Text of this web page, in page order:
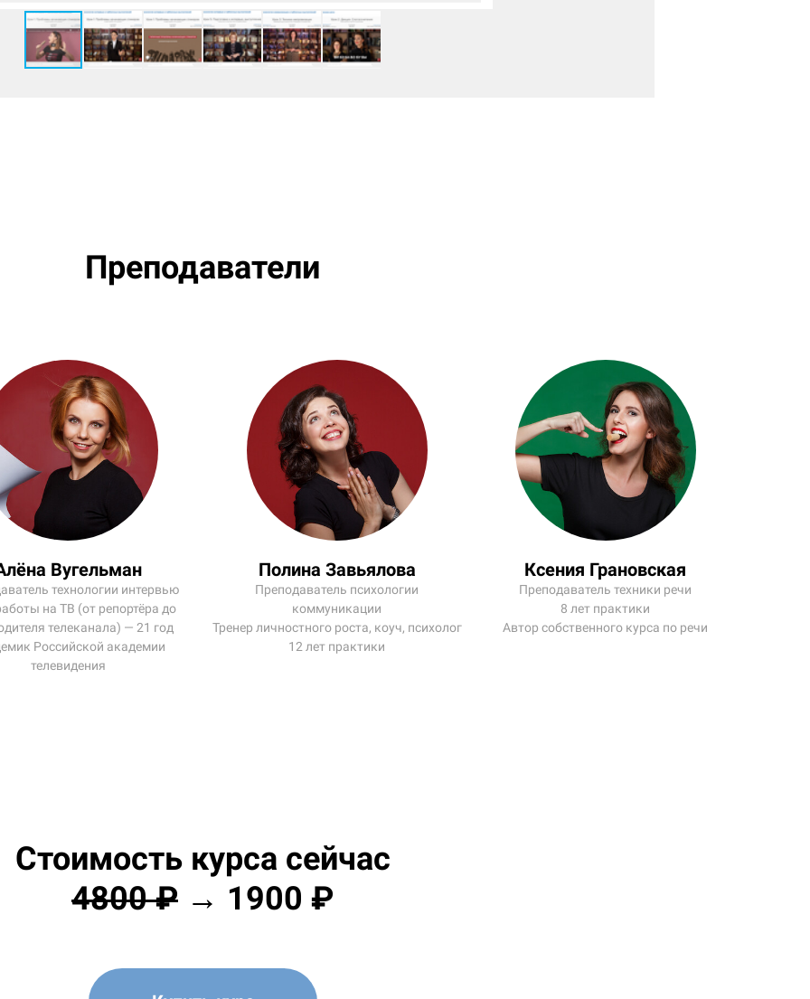
Преподаватели
Вугельман
технологии интервью
на ТВ (от репортёра до
телеканала) — 21 год
Российской академии
телевидения
Полина Завьялова
Преподаватель психологии
коммуникации
Тренер личностного роста, коуч, психолог
12 лет практики
Ксения Грановская
Преподаватель техники речи
8 лет практики
Автор собственного курса по речи
Стоимость курса сейчас
4800 ₽ → 1900 ₽